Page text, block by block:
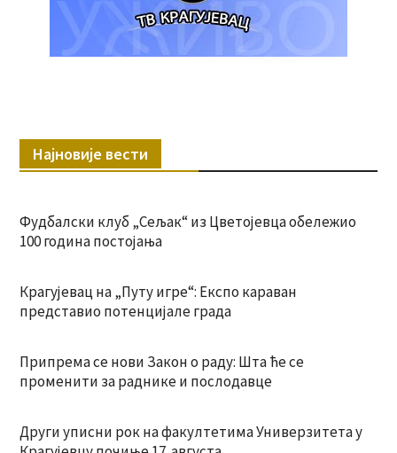
Најновије вести
Фудбалски клуб „Сељак“ из Цветојевца обележио
100 година постојања
Крагујевац на „Путу игре“: Експо караван
представио потенцијале града
Припрема се нови Закон о раду: Шта ће се
променити за раднике и послодавце
Други уписни рок на факултетима Универзитета у